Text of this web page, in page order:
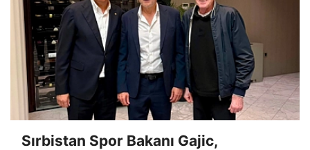
Sırbistan Spor Bakanı Gajic,